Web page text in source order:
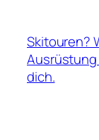
springen
Skitouren?
dich.